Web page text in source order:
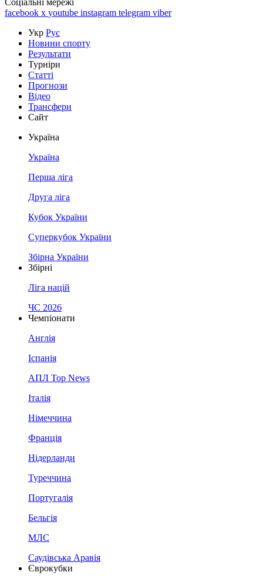
Соціальні мережі
facebook x youtube instagram telegram viber
Укр Рус
Новини спорту
Результати
Турніри
Статті
Прогнози
Відео
Трансфери
Сайт
Україна
Україна
Перша ліга
Друга ліга
Кубок України
Суперкубок України
Збірна України
Збірні
Ліга націй
ЧС 2026
Чемпіонати
Англія
Іспанія
АПЛ Top News
Італія
Німеччина
Франція
Нідерланди
Туреччина
Португалія
Бельгія
МЛС
Саудівська Аравія
Єврокубки